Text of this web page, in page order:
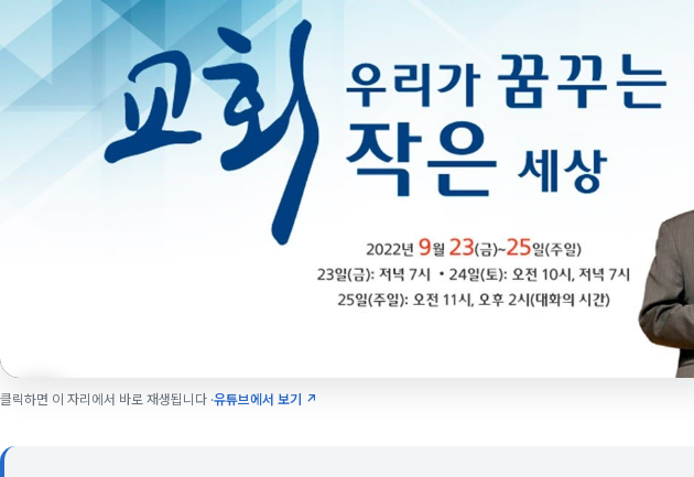
클릭하면 이 자리에서 바로 재생됩니다 ·유튜브에서 보기 ↗